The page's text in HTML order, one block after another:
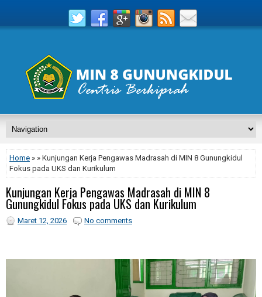
Home » » Kunjungan Kerja Pengawas Madrasah di MIN 8 Gunungkidul
Fokus pada UKS dan Kurikulum
Kunjungan Kerja Pengawas Madrasah di MIN 8
Gunungkidul Fokus pada UKS dan Kurikulum
Maret 12, 2026 No comments